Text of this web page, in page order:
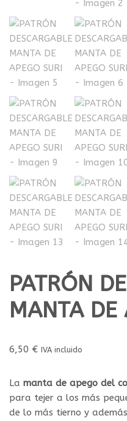
PATRÓN
MANTA DE
6,50 € IVA incluido
La manta de apego del
para tejer a los más
de lo más tierno y